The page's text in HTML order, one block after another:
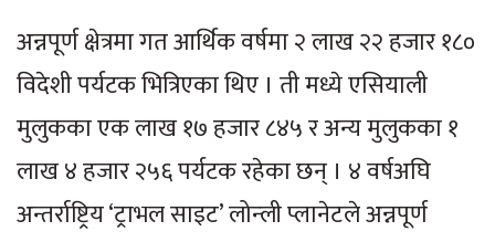
अन्नपूर्ण क्षेत्रमा गत आर्थिक वर्षमा २ लाख २२ हजार १८०
विदेशी पर्यटक भित्रिएका थिए । ती मध्ये एसियाली
मुलुकका एक लाख १७ हजार ८४५ र अन्य मुलुकका १
लाख ४ हजार २५६ पर्यटक रहेका छन् । ४ वर्षअघि
अन्तर्राष्ट्रिय ‘ट्राभल साइट’ लोन्ली प्लानेटले अन्नपूर्ण